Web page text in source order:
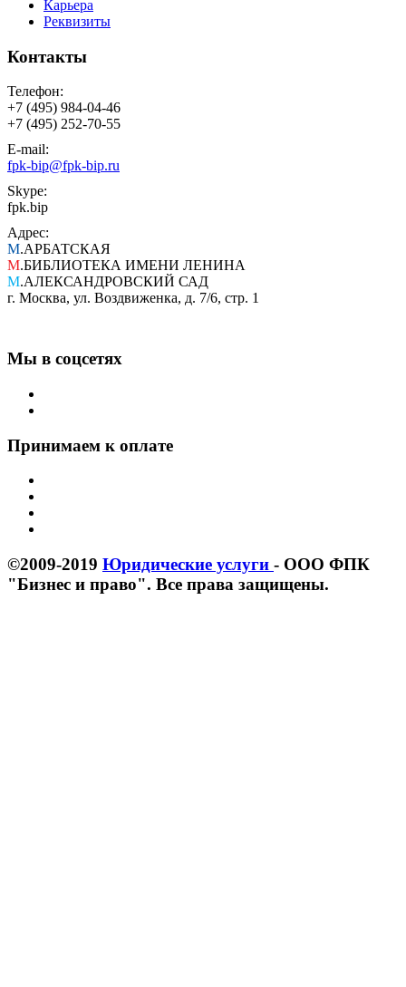
Карьера
Реквизиты
Контакты
Телефон:
+7 (495) 984-04-46
+7 (495) 252-70-55
E-mail:
fpk-bip@fpk-bip.ru
Skype:
fpk.bip
Адрес:
М.АРБАТСКАЯ
М.БИБЛИОТЕКА ИМЕНИ ЛЕНИНА
М.АЛЕКСАНДРОВСКИЙ САД
г. Москва, ул. Воздвиженка, д. 7/6, стр. 1
Мы в соцсетях
Принимаем к оплате
©2009-2019 Юридические услуги - ООО ФПК
"Бизнес и право". Все права защищены.